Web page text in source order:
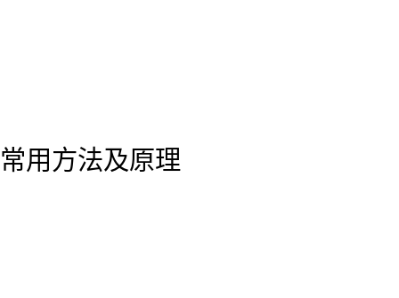
常用方法及原理